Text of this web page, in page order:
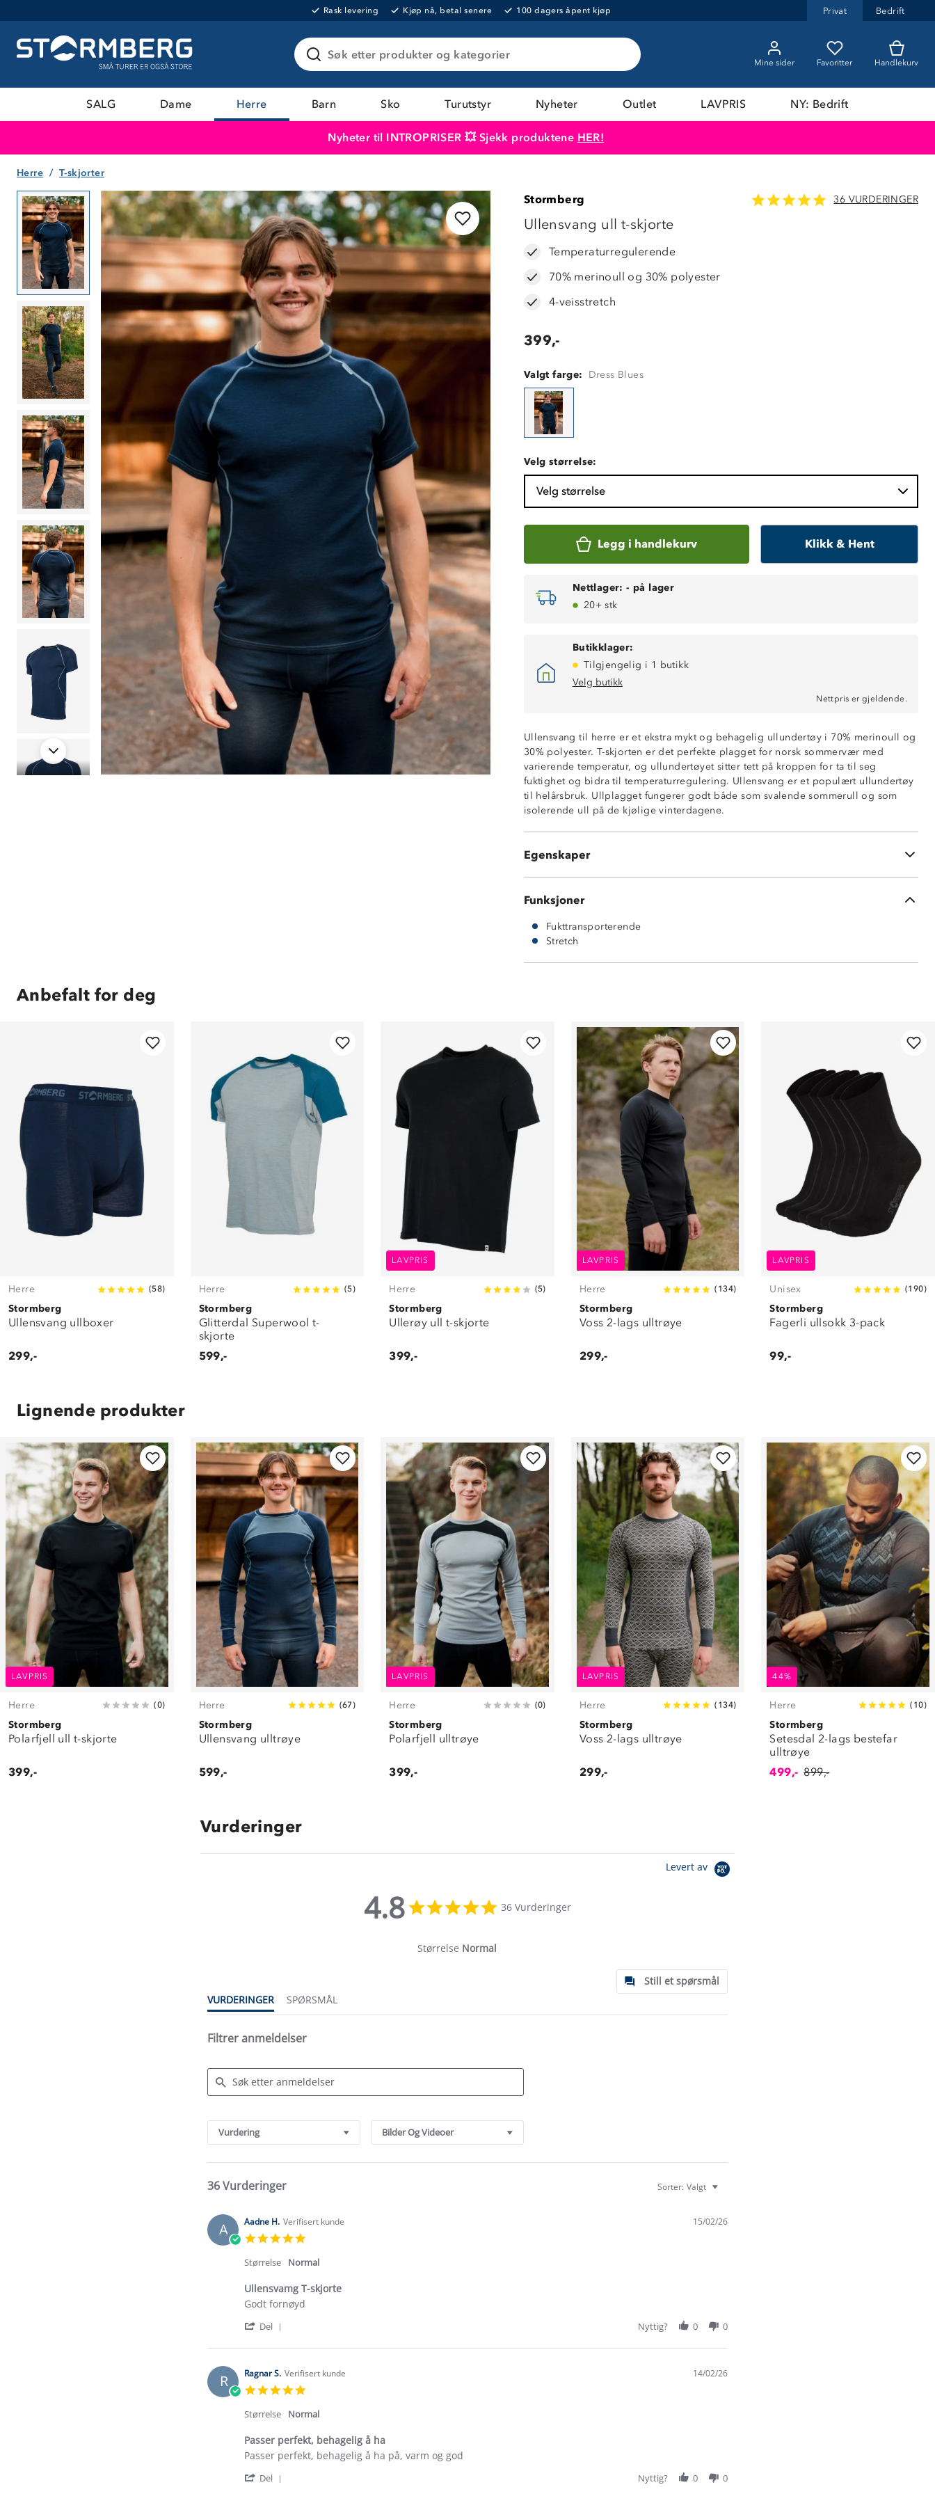
Rask levering Kjøp nå, betal senere 100 dagers åpent kjøp Privat Bedrift
Søk etter produkter og kategorier
Mine sider Favoritter Handlekurv
SALG Dame Herre Barn Sko Turutstyr Nyheter Outlet LAVPRIS NY: Bedrift
Nyheter til INTROPRISER 💥 Sjekk produktene HER!
Herre T-skjorter
Stormberg 36 VURDERINGER
Ullensvang ull t-skjorte
Temperaturregulerende
70% merinoull og 30% polyester
4-veisstretch
399,-
Valgt farge: Dress Blues
Velg størrelse:
Velg størrelse
Legg i handlekurv Klikk & Hent
Nettlager: - på lager
20+ stk
Butikklager:
Tilgjengelig i 1 butikk
Velg butikk
Nettpris er gjeldende.
Ullensvang til herre er et ekstra mykt og behagelig ullundertøy i 70% merinoull og
30% polyester. T-skjorten er det perfekte plagget for norsk sommervær med
varierende temperatur, og ullundertøyet sitter tett på kroppen for ta til seg
fuktighet og bidra til temperaturregulering. Ullensvang er et populært ullundertøy
til helårsbruk. Ullplagget fungerer godt både som svalende sommerull og som
isolerende ull på de kjølige vinterdagene.
Egenskaper
Temperaturregulerende
70% merinoull og 30% polyester
4-veisstretch
220- grams ullkvalitet
sertifikater for god dyrevelferd.
Funksjoner
Fukttransporterende
Stretch
Anbefalt for deg
Herre (58)
Stormberg
Ullensvang ullboxer
299,-
Herre (5)
Stormberg
Glitterdal Superwool t-
skjorte
599,-
LAVPRIS
Herre (5)
Stormberg
Ullerøy ull t-skjorte
399,-
LAVPRIS
Herre ( 134)
Stormberg
Voss 2-lags ulltrøye
299,-
LAVPRIS
Unisex (190)
Stormberg
Fagerli ullsokk 3-pack
99,-
Lignende produkter
LAVPRIS
Herre (0)
Stormberg
Polarfjell ull t-skjorte
399,-
Herre (67)
Stormberg
Ullensvang ulltrøye
599,-
LAVPRIS
Herre (0)
Stormberg
Polarfjell ulltrøye
399,-
LAVPRIS
Herre ( 134)
Stormberg
Voss 2-lags ulltrøye
299,-
44%
Herre ( 10)
Stormberg
Setesdal 2-lags bestefar
ulltrøye
499,- 899,-
Vurderinger
Levert av
4.8
star
36 Vurderinger
Størrelse Normal
Still et spørsmål
VURDERINGER
SPØRSMÅL
Filtrer anmeldelser
Reviews
Vurdering Bilder Og Videoer
36 Vurderinger Sorter: Valgt
A Aadne H. Verifisert kunde
rating
15/02/26
Størrelse Normal
Ullensvamg T-skjorte
Review
Aadne
on
Feb
2026
review
Ullensvamg
skjorte
Godt fornøyd
Del
Review
Aadne
H.
on
15
Feb
Nyttig? 0 0
R Ragnar S. Verifisert kunde
rating
14/02/26
Størrelse Normal
Passer perfekt, behagelig å ha
Review
Ragnar
review
Passer
Passer perfekt, behagelig å ha på, varm og god
Del Nyttig? 0 0